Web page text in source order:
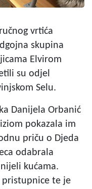
vrtića
skupina
Elvirom
su odjel
Selu.
Danijela Orbanić
pokazala im
priču o Djeda
odabrala
kućama.
te je